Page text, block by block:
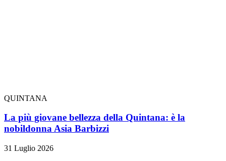
QUINTANA
La più giovane bellezza della Quintana: è la
nobildonna Asia Barbizzi
31 Luglio 2026